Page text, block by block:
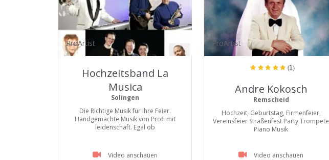
ProArtist
Hochzeitsband La
Musica
Solingen
Die Richtige Musik für Ihre Feier.
Handgemachte Musik von Profi mit
leidenschaft. Egal ob
Video anschauen
ProArtist
(1)
Andre Kokosch
Remscheid
Hochzeit, Geburtstag, Firmenfeier,
Vereinsfeier Straßenfest Party Trompete
Piano Musik
Video anschauen